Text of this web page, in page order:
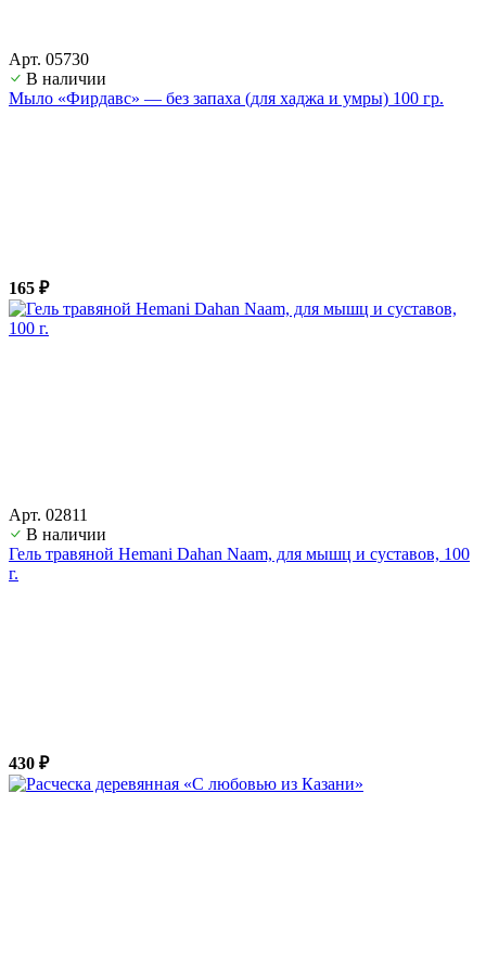
Арт. 05730
В наличии
Мыло «Фирдавс» — без запаха (для хаджа и умры) 100 гр.
165 ₽
Арт. 02811
В наличии
Гель травяной Hemani Dahan Naam, для мышц и суставов, 100
г.
430 ₽